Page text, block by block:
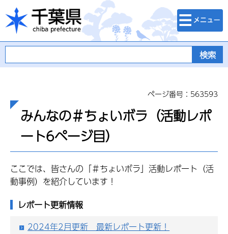
千葉県
検索・メニュ
ー
ページ番号：563593
みんなの＃ちょいボラ（活動レポ
ート6ページ目）
ここでは、皆さんの「＃ちょいボラ」活動レポート（活
動事例）を紹介しています！
レポート更新情報
2024年2月更新 最新レポート更新！